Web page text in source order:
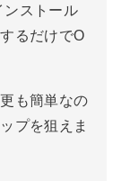
ストール
るだけでO
も簡単なの
プを狙えま